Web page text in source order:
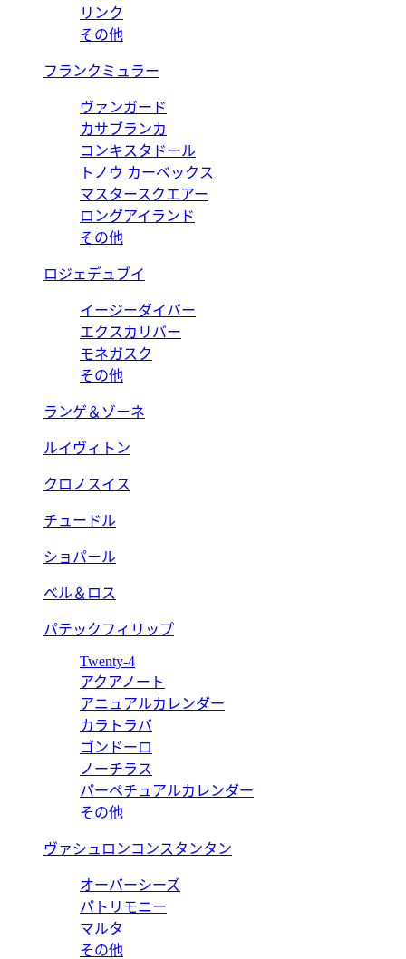
リンク
その他
フランクミュラー
ヴァンガード
カサブランカ
コンキスタドール
トノウ カーベックス
マスタースクエアー
ロングアイランド
その他
ロジェデュブイ
イージーダイバー
エクスカリバー
モネガスク
その他
ランゲ＆ゾーネ
ルイヴィトン
クロノスイス
チュードル
ショパール
ベル＆ロス
パテックフィリップ
Twenty-4
アクアノート
アニュアルカレンダー
カラトラバ
ゴンドーロ
ノーチラス
パーペチュアルカレンダー
その他
ヴァシュロンコンスタンタン
オーバーシーズ
パトリモニー
マルタ
その他